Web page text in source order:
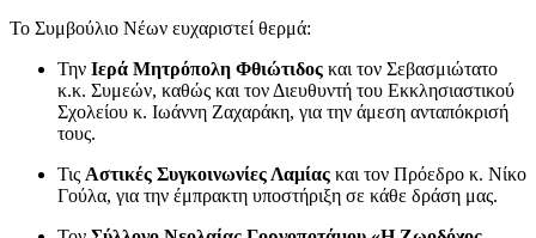
Το Συμβούλιο Νέων ευχαριστεί θερμά:
Την Ιερά Μητρόπολη Φθιώτιδος και τον Σεβασμιώτατο
κ.κ. Συμεών, καθώς και τον Διευθυντή του Εκκλησιαστικού
Σχολείου κ. Ιωάννη Ζαχαράκη, για την άμεση ανταπόκρισή
τους.
Τις Αστικές Συγκοινωνίες Λαμίας και τον Πρόεδρο κ. Νίκο
Γούλα, για την έμπρακτη υποστήριξη σε κάθε δράση μας.